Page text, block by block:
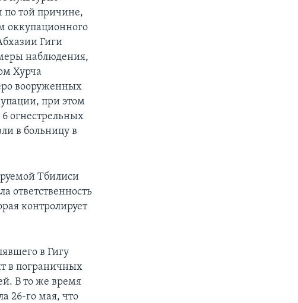
по той причине,
оккупационного
Гиги
наблюдения,
Хурча
вооруженных
при этом
огнестрельных
в больницу в
Тбилиси
ответственность
контролирует
в Гигу
в пограничных
В то же время
26-го мая, что